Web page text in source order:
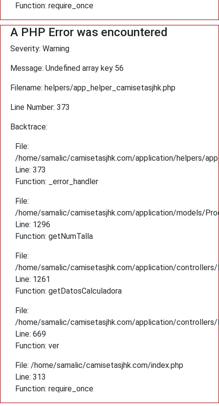
Function: require_once
A PHP Error was encountered
Severity: Warning
Message: Undefined array key 56
Filename: helpers/app_helper_camisetasjhk.php
Line Number: 373
Backtrace:
File:
/home/samalic/camisetasjhk.com/application/helpers/
Line: 373
Function: _error_handler
File:
/home/samalic/camisetasjhk.com/application/models/
Line: 1296
Function: getNumTalla
File:
/home/samalic/camisetasjhk.com/application/controllers/
Line: 1261
Function: getDatosCalculadora
File:
/home/samalic/camisetasjhk.com/application/controllers/
Line: 669
Function: ver
File: /home/samalic/camisetasjhk.com/index.php
Line: 313
Function: require_once